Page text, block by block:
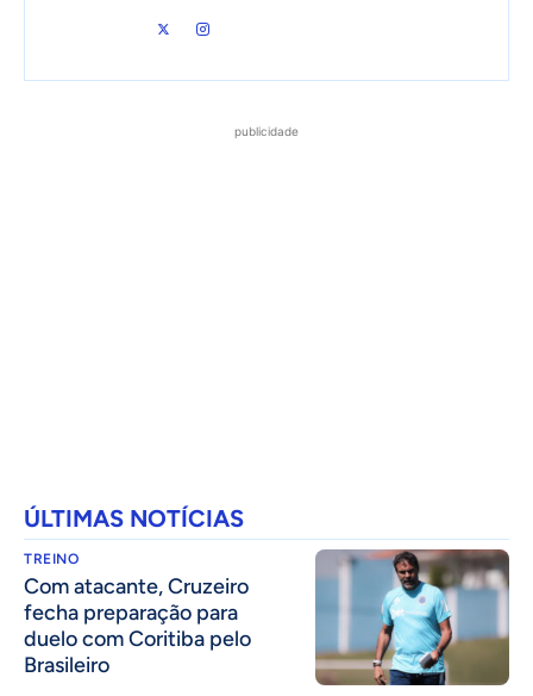
publicidade
ÚLTIMAS NOTÍCIAS
TREINO
Com atacante, Cruzeiro
fecha preparação para
duelo com Coritiba pelo
Brasileiro